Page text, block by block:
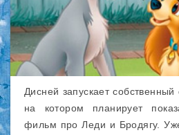
Дисней запускает собственный
на котором планирует
фильм про Леди и Бродягу.